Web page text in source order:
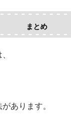
まとめ
あります。